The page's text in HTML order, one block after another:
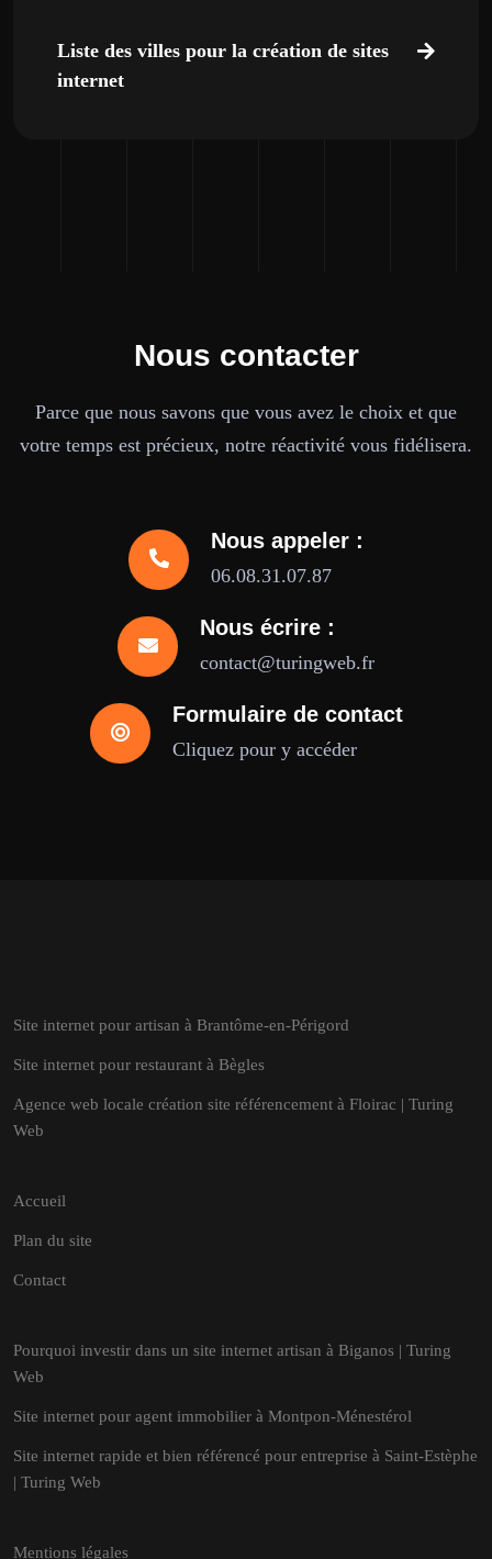
Liste des villes pour la création de sites
internet
Nous contacter
Parce que nous savons que vous avez le choix et que
votre temps est précieux, notre réactivité vous fidélisera.
Nous appeler :
06.08.31.07.87
Nous écrire :
contact@turingweb.fr
Formulaire de contact
Cliquez pour y accéder
Site internet pour artisan à Brantôme-en-Périgord
Site internet pour restaurant à Bègles
Agence web locale création site référencement à Floirac | Turing
Web
Accueil
Plan du site
Contact
Pourquoi investir dans un site internet artisan à Biganos | Turing
Web
Site internet pour agent immobilier à Montpon-Ménestérol
Site internet rapide et bien référencé pour entreprise à Saint-Estèphe
| Turing Web
Mentions légales